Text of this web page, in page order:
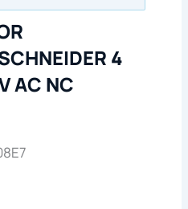
4
AC NC